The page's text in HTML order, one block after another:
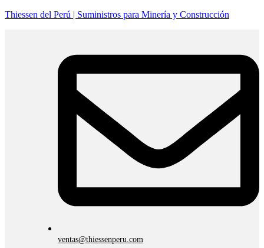
Thiessen del Perú | Suministros para Minería y Construcción
ventas@thiessenperu.com